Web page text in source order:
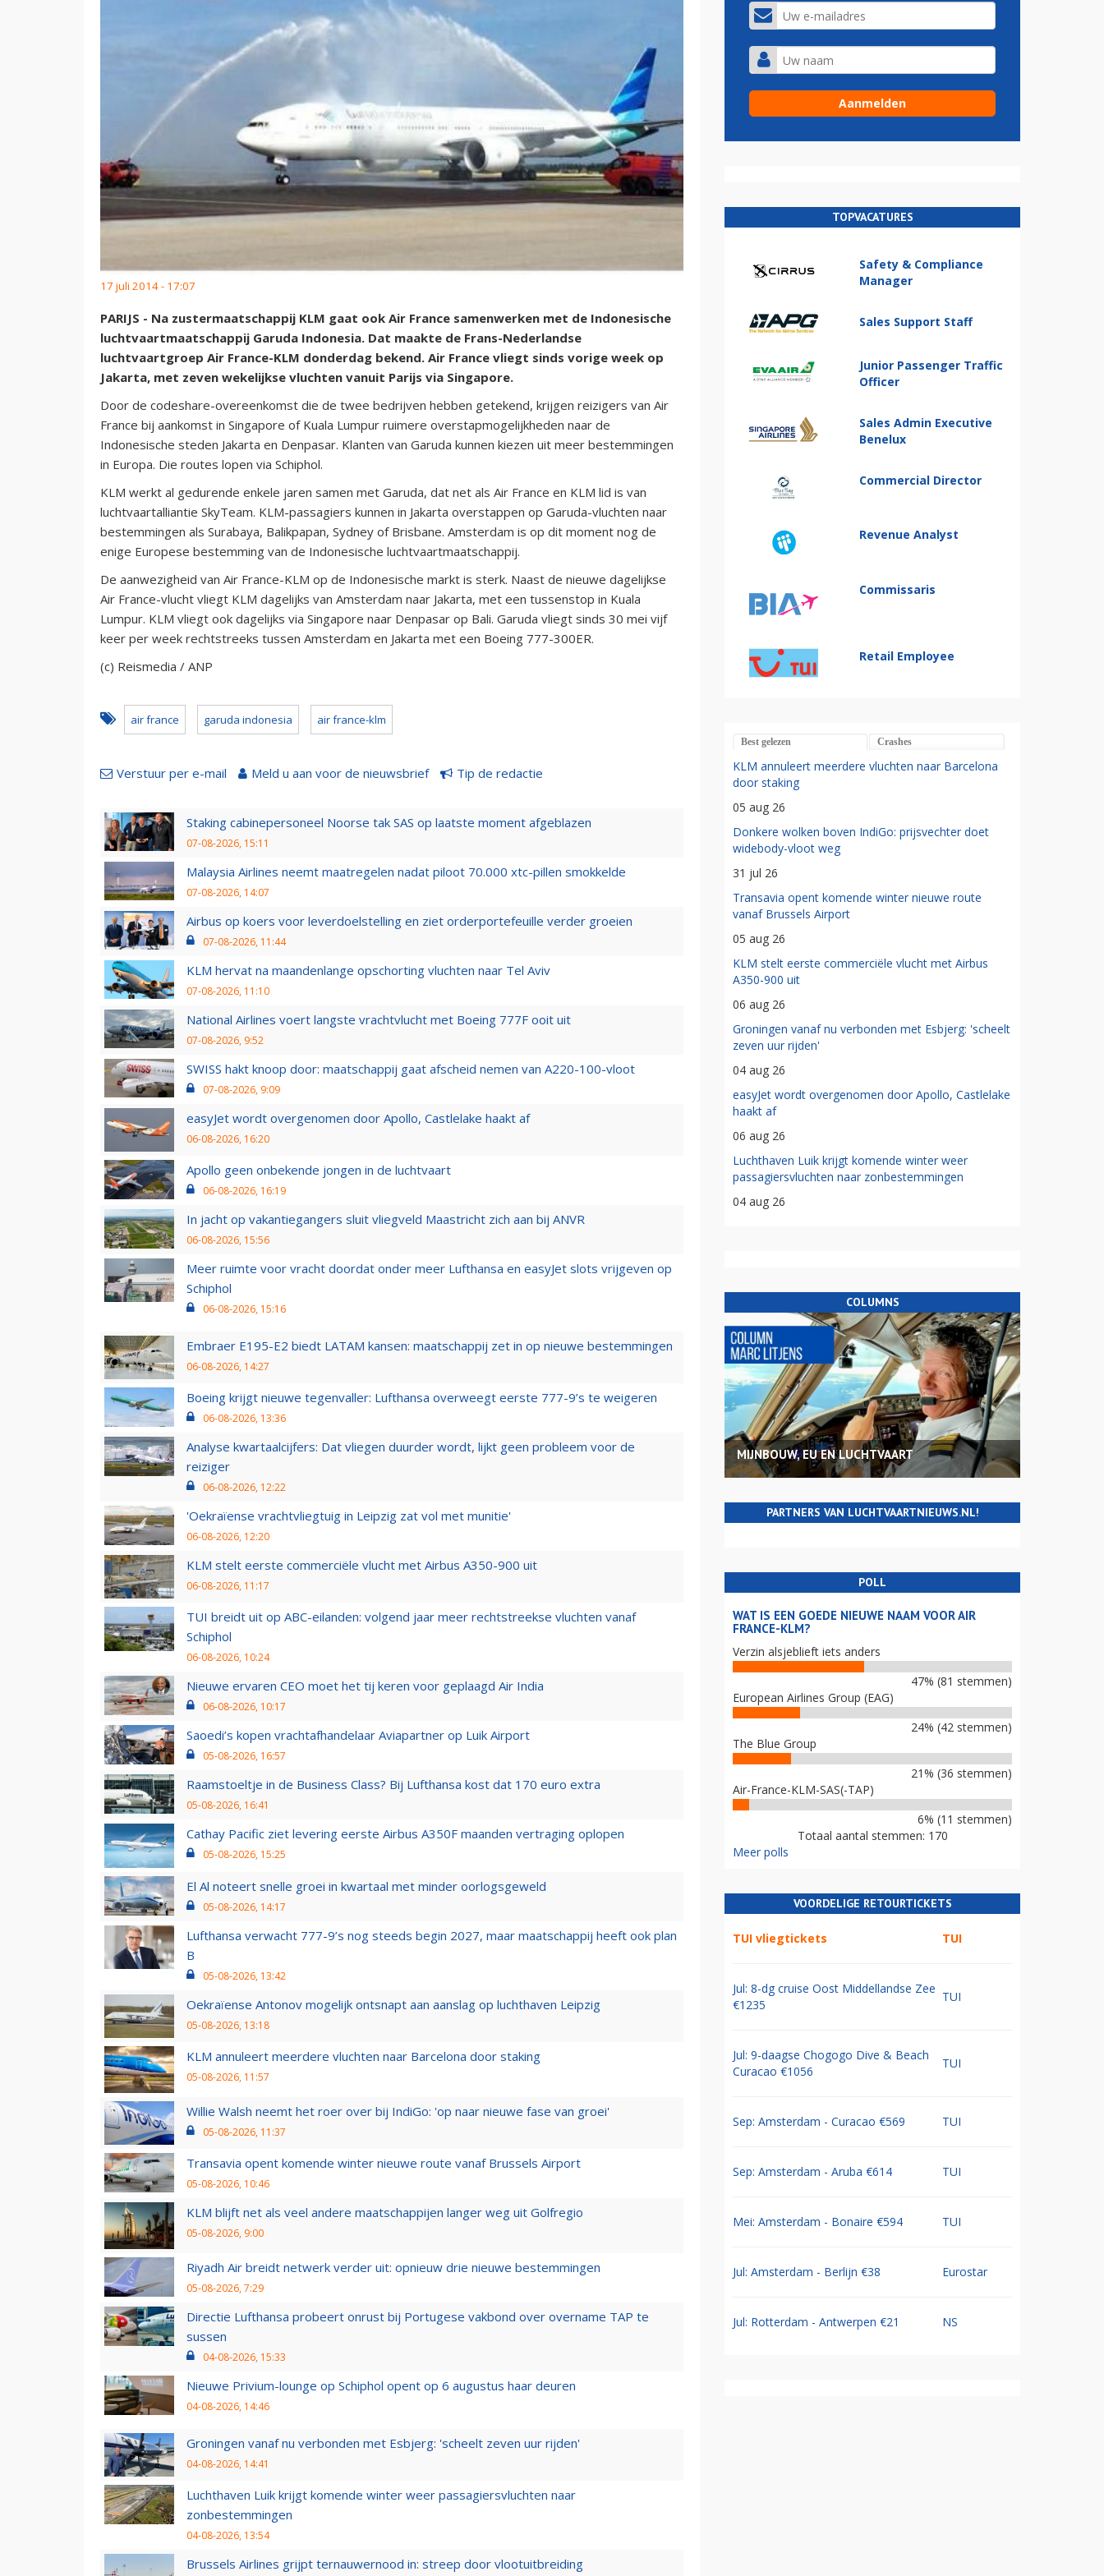
17 juli 2014 - 17:07
PARIJS - Na zustermaatschappij KLM gaat ook Air France samenwerken met de Indonesische
luchtvaartmaatschappij Garuda Indonesia. Dat maakte de Frans-Nederlandse
luchtvaartgroep Air France-KLM donderdag bekend. Air France vliegt sinds vorige week op
Jakarta, met zeven wekelijkse vluchten vanuit Parijs via Singapore.
Door de codeshare-overeenkomst die de twee bedrijven hebben getekend, krijgen reizigers van Air
France bij aankomst in Singapore of Kuala Lumpur ruimere overstapmogelijkheden naar de
Indonesische steden Jakarta en Denpasar. Klanten van Garuda kunnen kiezen uit meer bestemmingen
in Europa. Die routes lopen via Schiphol.
KLM werkt al gedurende enkele jaren samen met Garuda, dat net als Air France en KLM lid is van
luchtvaartalliantie SkyTeam. KLM-passagiers kunnen in Jakarta overstappen op Garuda-vluchten naar
bestemmingen als Surabaya, Balikpapan, Sydney of Brisbane. Amsterdam is op dit moment nog de
enige Europese bestemming van de Indonesische luchtvaartmaatschappij.
De aanwezigheid van Air France-KLM op de Indonesische markt is sterk. Naast de nieuwe dagelijkse
Air France-vlucht vliegt KLM dagelijks van Amsterdam naar Jakarta, met een tussenstop in Kuala
Lumpur. KLM vliegt ook dagelijks via Singapore naar Denpasar op Bali. Garuda vliegt sinds 30 mei vijf
keer per week rechtstreeks tussen Amsterdam en Jakarta met een Boeing 777-300ER.
(c) Reismedia / ANP
air france garuda indonesia air france-klm
Verstuur per e-mail Meld u aan voor de nieuwsbrief Tip de redactie
Staking cabinepersoneel Noorse tak SAS op laatste moment afgeblazen
07-08-2026, 15:11
Malaysia Airlines neemt maatregelen nadat piloot 70.000 xtc-pillen smokkelde
07-08-2026, 14:07
Airbus op koers voor leverdoelstelling en ziet orderportefeuille verder groeien
07-08-2026, 11:44
KLM hervat na maandenlange opschorting vluchten naar Tel Aviv
07-08-2026, 11:10
National Airlines voert langste vrachtvlucht met Boeing 777F ooit uit
07-08-2026, 9:52
SWISS hakt knoop door: maatschappij gaat afscheid nemen van A220-100-vloot
07-08-2026, 9:09
easyJet wordt overgenomen door Apollo, Castlelake haakt af
06-08-2026, 16:20
Apollo geen onbekende jongen in de luchtvaart
06-08-2026, 16:19
In jacht op vakantiegangers sluit vliegveld Maastricht zich aan bij ANVR
06-08-2026, 15:56
Meer ruimte voor vracht doordat onder meer Lufthansa en easyJet slots vrijgeven op
Schiphol
06-08-2026, 15:16
Embraer E195-E2 biedt LATAM kansen: maatschappij zet in op nieuwe bestemmingen
06-08-2026, 14:27
Boeing krijgt nieuwe tegenvaller: Lufthansa overweegt eerste 777-9’s te weigeren
06-08-2026, 13:36
Analyse kwartaalcijfers: Dat vliegen duurder wordt, lijkt geen probleem voor de
reiziger
06-08-2026, 12:22
'Oekraïense vrachtvliegtuig in Leipzig zat vol met munitie'
06-08-2026, 12:20
KLM stelt eerste commerciële vlucht met Airbus A350-900 uit
06-08-2026, 11:17
TUI breidt uit op ABC-eilanden: volgend jaar meer rechtstreekse vluchten vanaf
Schiphol
06-08-2026, 10:24
Nieuwe ervaren CEO moet het tij keren voor geplaagd Air India
06-08-2026, 10:17
Saoedi’s kopen vrachtafhandelaar Aviapartner op Luik Airport
05-08-2026, 16:57
Raamstoeltje in de Business Class? Bij Lufthansa kost dat 170 euro extra
05-08-2026, 16:41
Cathay Pacific ziet levering eerste Airbus A350F maanden vertraging oplopen
05-08-2026, 15:25
El Al noteert snelle groei in kwartaal met minder oorlogsgeweld
05-08-2026, 14:17
Lufthansa verwacht 777-9’s nog steeds begin 2027, maar maatschappij heeft ook plan
B
05-08-2026, 13:42
Oekraïense Antonov mogelijk ontsnapt aan aanslag op luchthaven Leipzig
05-08-2026, 13:18
KLM annuleert meerdere vluchten naar Barcelona door staking
05-08-2026, 11:57
Willie Walsh neemt het roer over bij IndiGo: 'op naar nieuwe fase van groei'
05-08-2026, 11:37
Transavia opent komende winter nieuwe route vanaf Brussels Airport
05-08-2026, 10:46
KLM blijft net als veel andere maatschappijen langer weg uit Golfregio
05-08-2026, 9:00
Riyadh Air breidt netwerk verder uit: opnieuw drie nieuwe bestemmingen
05-08-2026, 7:29
Directie Lufthansa probeert onrust bij Portugese vakbond over overname TAP te
sussen
04-08-2026, 15:33
Nieuwe Privium-lounge op Schiphol opent op 6 augustus haar deuren
04-08-2026, 14:46
Groningen vanaf nu verbonden met Esbjerg: 'scheelt zeven uur rijden'
04-08-2026, 14:41
Luchthaven Luik krijgt komende winter weer passagiersvluchten naar
zonbestemmingen
04-08-2026, 13:54
Brussels Airlines grijpt ternauwernood in: streep door vlootuitbreiding
TOPVACATURES
Safety & Compliance
Manager
Sales Support Staff
Junior Passenger Traffic
Officer
Sales Admin Executive
Benelux
Commercial Director
Revenue Analyst
Commissaris
Retail Employee
Best gelezen Crashes
KLM annuleert meerdere vluchten naar Barcelona
door staking
05 aug 26
Donkere wolken boven IndiGo: prijsvechter doet
widebody-vloot weg
31 jul 26
Transavia opent komende winter nieuwe route
vanaf Brussels Airport
05 aug 26
KLM stelt eerste commerciële vlucht met Airbus
A350-900 uit
06 aug 26
Groningen vanaf nu verbonden met Esbjerg: 'scheelt
zeven uur rijden'
04 aug 26
easyJet wordt overgenomen door Apollo, Castlelake
haakt af
06 aug 26
Luchthaven Luik krijgt komende winter weer
passagiersvluchten naar zonbestemmingen
04 aug 26
COLUMNS
MIJNBOUW, EU EN LUCHTVAART
PARTNERS VAN LUCHTVAARTNIEUWS.NL!
POLL
WAT IS EEN GOEDE NIEUWE NAAM VOOR AIR
FRANCE-KLM?
Verzin alsjeblieft iets anders
47% (81 stemmen)
European Airlines Group (EAG)
24% (42 stemmen)
The Blue Group
21% (36 stemmen)
Air-France-KLM-SAS(-TAP)
6% (11 stemmen)
Totaal aantal stemmen: 170
Meer polls
VOORDELIGE RETOURTICKETS
TUI vliegtickets TUI
Jul: 8-dg cruise Oost Middellandse Zee
€1235
TUI
Jul: 9-daagse Chogogo Dive & Beach
Curacao €1056
TUI
Sep: Amsterdam - Curacao €569 TUI
Sep: Amsterdam - Aruba €614 TUI
Mei: Amsterdam - Bonaire €594 TUI
Jul: Amsterdam - Berlijn €38 Eurostar
Jul: Rotterdam - Antwerpen €21 NS